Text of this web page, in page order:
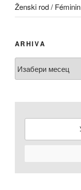
Ženski rod / Féminin
ARHIVA